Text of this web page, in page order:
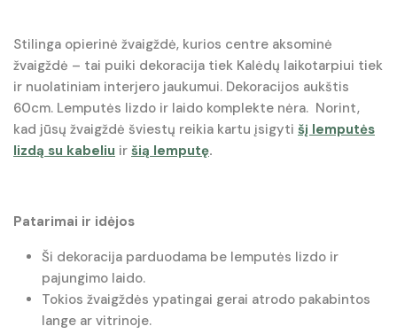
Stilinga opierinė žvaigždė, kurios centre aksominė
žvaigždė – tai puiki dekoracija tiek Kalėdų laikotarpiui tiek
ir nuolatiniam interjero jaukumui. Dekoracijos aukštis
60cm. Lemputės lizdo ir laido komplekte nėra. Norint,
kad jūsų žvaigždė šviestų reikia kartu įsigyti šį lemputės
lizdą su kabeliu ir šią lemputę.
Patarimai ir idėjos
Ši dekoracija parduodama be lemputės lizdo ir
pajungimo laido.
Tokios žvaigždės ypatingai gerai atrodo pakabintos
lange ar vitrinoje.